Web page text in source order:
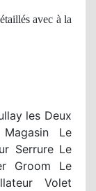
avec à la
les Deux
Le
Serrure Le
Groom Le
Volet